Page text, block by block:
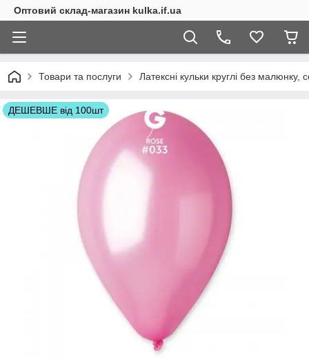
Оптовий склад-магазин kulka.if.ua
Товари та послуги Латексні кульки круглі без
ДЕШЕВШЕ від 100шт